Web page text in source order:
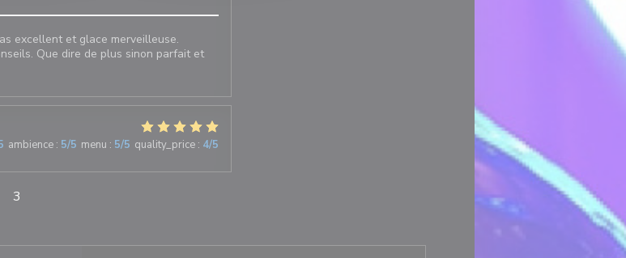
excellent et glace merveilleuse.
Que dire de plus sinon parfait et
ambience : 5/5 menu : 5/5 quality_price : 4/5
3